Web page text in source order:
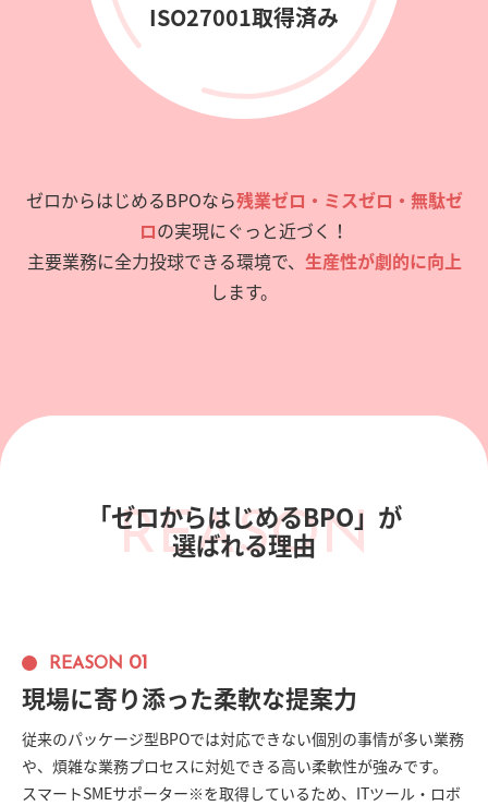
ISO27001取得済み
ゼロからはじめるBPOなら残業ゼロ・ミスゼロ・無駄ゼ
ロの実現にぐっと近づく！
主要業務に全力投球できる環境で、 生産性が劇的に向上
します。
「ゼロからはじめるBPO」が
選ばれる理由
REASON
REASON 01
現場に寄り添った柔軟な提案力
従来のパッケージ型BPOでは対応できない個別の事情が多い業務
や、煩雑な業務プロセスに対処できる高い柔軟性が強みです。
スマートSMEサポーター※を取得しているため、ITツール・ロボ